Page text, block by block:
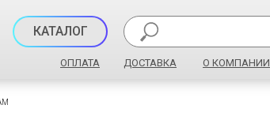
ОПЛАТА ДОСТАВКА О КОМПАНИИ
КАТАЛОГ